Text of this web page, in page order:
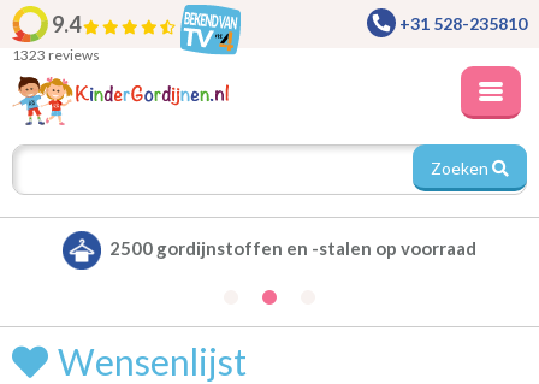
9.4
1323 reviews
+31 528-235810
Zoeken
2500 gordijnstoffen en -stalen op voorraad
Wensenlijst